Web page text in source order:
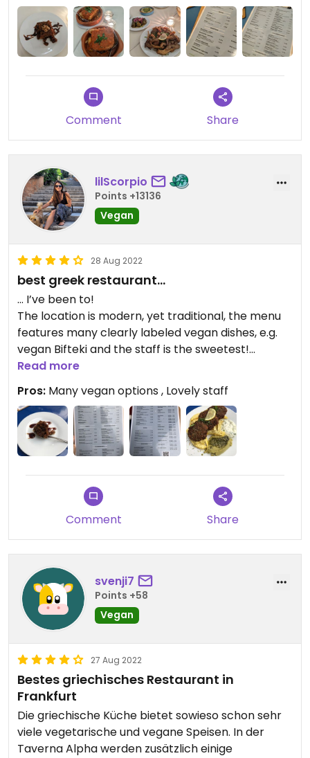
Comment Share
lilScorpio
Points +13136
Vegan
28 Aug 2022
best greek restaurant…
… I’ve been to!
The location is modern, yet traditional, the menu
features many clearly labeled vegan dishes, e.g.
vegan Bifteki and the staff is the sweetest!
I even got a free little sample of their vegan
Be sure to make a reservation!
Read more
Pros: Many vegan options , Lovely staff
Comment Share
svenji7
Points +58
Vegan
27 Aug 2022
Bestes griechisches Restaurant in
Frankfurt
Die griechische Küche bietet sowieso schon sehr
viele vegetarische und vegane Speisen. In der
Taverna Alpha werden zusätzlich einige